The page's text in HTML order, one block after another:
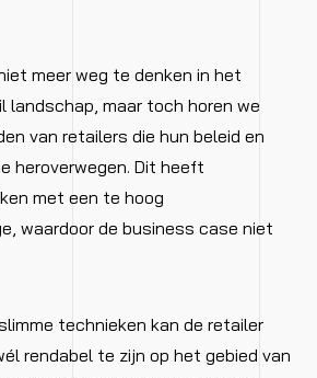
meer weg te denken in het
landschap, maar toch horen we
van retailers die hun beleid en
heroverwegen. Dit heeft
met een te hoog
waardoor de business case niet
technieken kan de retailer
rendabel te zijn op het gebied van